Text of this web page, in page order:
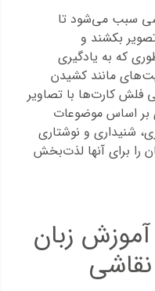
سبب می‌شود تا
بکشند و
که به یادگیری
مانند کشیدن
فلش کارت‌ها با تصاویر
بر اساس موضوعات
شنیداری و نوشتاری
را برای آنها لذت‌بخش
زبان